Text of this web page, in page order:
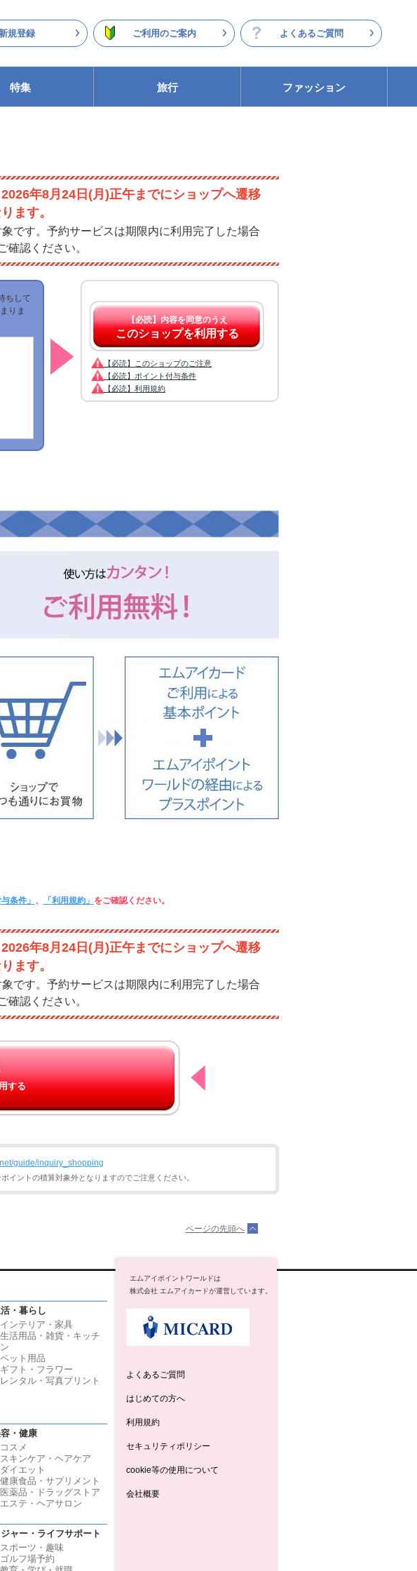
規登録 ご利用のご案内 よくあるご質問
特集 旅行 ファッション
年8月24日(月)正午までにショップへ遷移
ます。
です。予約サービスは期限内に利用完了した場合
確認ください。
ちして
りま
【必読】内容を同意のうえ
このショップを利用する
【必読】このショップのご注意
【必読】ポイント付与条件
【必読】利用規約
条件」 、 「利用規約」 をご確認ください。
年8月24日(月)正午までにショップへ遷移
ます。
です。予約サービスは期限内に利用完了した場合
確認ください。
する
guide/inquiry_shopping
イントの積算対象外となりますのでご注意ください。
ページの先頭へ
・暮らし
インテリア・家具
生活用品・雑貨・キッチ
ン
ペット用品
ギフト・フラワー
レンタル・写真プリント
・健康
コスメ
スキンケア・ヘアケア
ダイエット
健康食品・サプリメント
医薬品・ドラッグストア
エステ・ヘアサロン
ジャー・ライフサポート
スポーツ・趣味
ゴルフ場予約
エムアイポイントワールドは
株式会社 エムアイカードが運営しています。
よくあるご質問
はじめての方へ
利用規約
セキュリティポリシー
cookie等の使用について
会社概要